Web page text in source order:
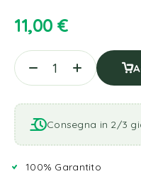
11,00 €
Consegna in 2/3
100% Garantito